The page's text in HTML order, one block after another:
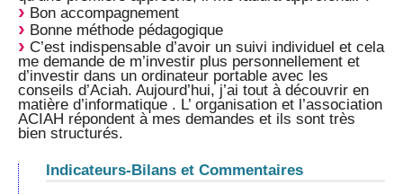
Bon accompagnement
Bonne méthode pédagogique
C’est indispensable d’avoir un suivi individuel et cela
me demande de m’investir plus personnellement et
d’investir dans un ordinateur portable avec les
conseils d’Aciah. Aujourd’hui, j’ai tout à découvrir en
matière d’informatique . L’ organisation et l’association
ACIAH répondent à mes demandes et ils sont très
bien structurés.
Indicateurs-Bilans et Commentaires